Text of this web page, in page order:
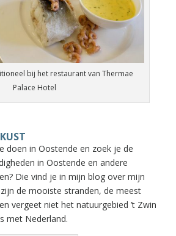
bij het restaurant van Thermae
Palace Hotel
doen in Oostende en zoek je de
in Oostende en andere
Die vind je in mijn blog over mijn
de mooiste stranden, de meest
vergeet niet het natuurgebied ’t Zwin
met Nederland.